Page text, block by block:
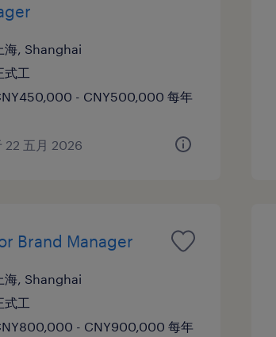
海, Shanghai
式工
- CNY500,000 每年
22 五月 2026
Brand Manager
海, Shanghai
式工
- CNY900,000 每年